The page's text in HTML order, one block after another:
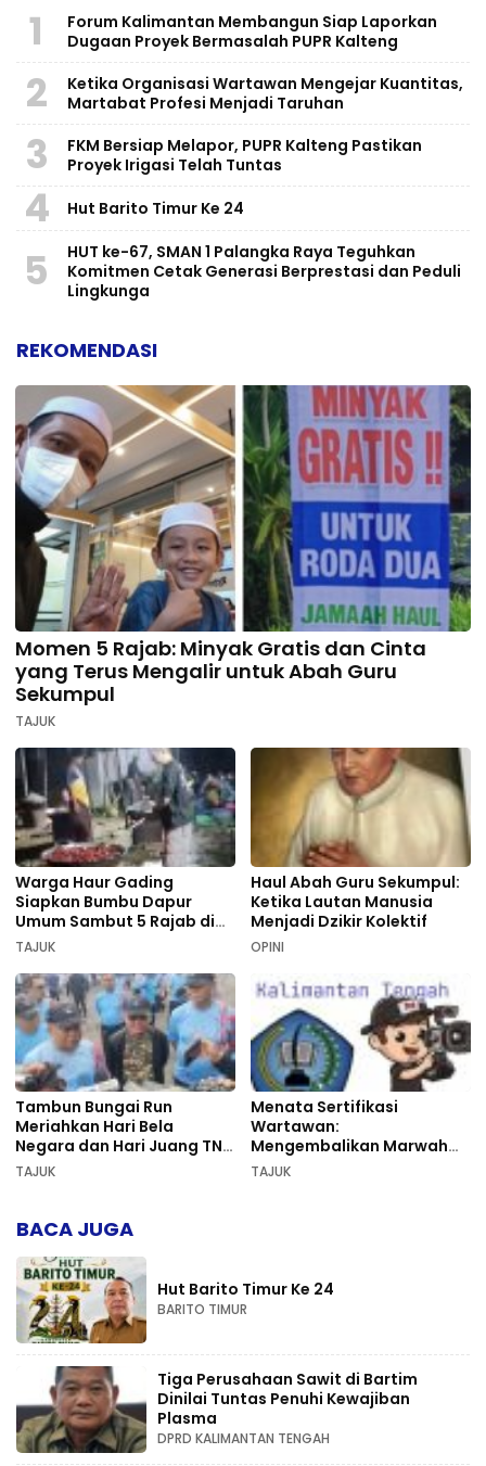
1
Forum Kalimantan Membangun Siap Laporkan
Dugaan Proyek Bermasalah PUPR Kalteng
2
Ketika Organisasi Wartawan Mengejar Kuantitas,
Martabat Profesi Menjadi Taruhan
3
FKM Bersiap Melapor, PUPR Kalteng Pastikan
Proyek Irigasi Telah Tuntas
4 Hut Barito Timur Ke 24
5
HUT ke-67, SMAN 1 Palangka Raya Teguhkan
Komitmen Cetak Generasi Berprestasi dan Peduli
Lingkunga
REKOMENDASI
Momen 5 Rajab: Minyak Gratis dan Cinta
yang Terus Mengalir untuk Abah Guru
Sekumpul
TAJUK
Warga Haur Gading
Siapkan Bumbu Dapur
Umum Sambut 5 Rajab di
Sekumpul
TAJUK
Haul Abah Guru Sekumpul:
Ketika Lautan Manusia
Menjadi Dzikir Kolektif
OPINI
Tambun Bungai Run
Meriahkan Hari Bela
Negara dan Hari Juang TNI
AD di Palangka Raya
TAJUK
Menata Sertifikasi
Wartawan:
Mengembalikan Marwah
Pers dan Keadilan
TAJUK
BACA JUGA
Hut Barito Timur Ke 24
BARITO TIMUR
Tiga Perusahaan Sawit di Bartim
Dinilai Tuntas Penuhi Kewajiban
Plasma
DPRD KALIMANTAN TENGAH